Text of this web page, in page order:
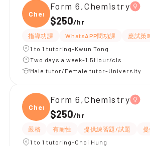
Chemi
Form 6,Chemistry
$250/hr
指導功課 WhatsAPP問功課 應試策
1 to 1 tutoring-Kwun Tong
Two days a week-1.5Hour/cls
Male tutor/Female tutor-University
Chemi
Form 6,Chemistry
$250/hr
嚴格 有耐性 提供練習題/試題
1 to 1 tutoring-Choi Hung